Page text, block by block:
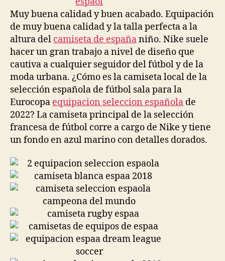
Muy buena calidad y buen acabado. Equipación
de muy buena calidad y la talla perfecta a la
altura del camiseta de españaniño. Nike suele
hacer un gran trabajo a nivel de diseño que
cautiva a cualquier seguidor del fútbol y de la
moda urbana. ¿Cómo es la camiseta local de la
selección española de fútbol sala para la
Eurocopa equipacion seleccion española de
2022? La camiseta principal de la selección
francesa de fútbol corre a cargo de Nike y tiene
un fondo en azul marino con detalles dorados.